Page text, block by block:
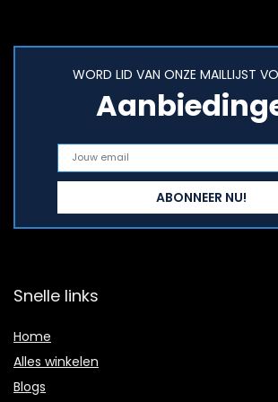
WORD LID VAN ONZE MAILLIJST
Snelle links
Home
Alles winkelen
Blogs